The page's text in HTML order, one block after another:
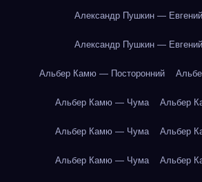
Александр Пушкин —
Александр Пушкин —
Альбер Камю — Посторонний
Альбер Камю — Чума Альбер
Альбер Камю — Чума Альбер
Альбер Камю — Чума Альбер